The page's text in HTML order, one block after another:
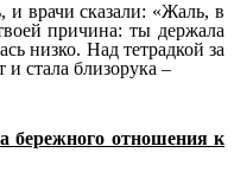
и врачи сказали: «Жаль, в
причина: ты держала
низко. Над тетрадкой за
стала близорука –
бережного отношения к